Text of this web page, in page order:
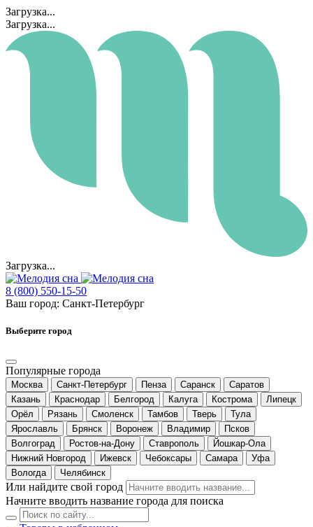
Загрузка...
Загрузка...
Загрузка...
8 (800) 550-15-50
Ваш город: Санкт-Петербург
Выберите город
Популярные города
Москва Санкт-Петербург Пенза Саранск
Саратов
Казань
Краснодар Белгород Калуга Кострома
Липецк
Орёл
Рязань Смоленск Тамбов Тверь
Тула
Ярославль
Брянск Воронеж Владимир
Псков
Волгоград
Ростов-на-Дону Ставрополь
Йошкар-Ола
Нижний Новгород
Ижевск Чебоксары Самара
Уфа
Вологда
Челябинск
Или найдите свой город
Начните вводить название города для поиска